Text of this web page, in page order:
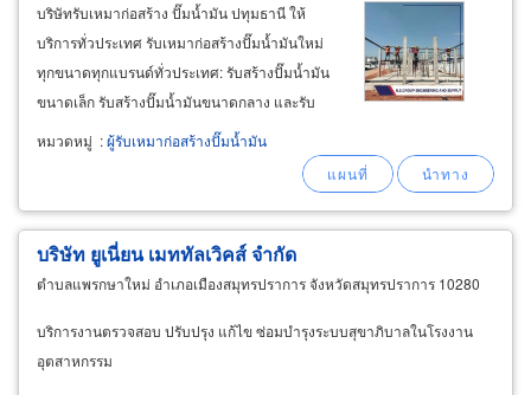
บริษัทรับเหมาก่อสร้าง ปั๊มน้ำมัน ปทุมธานี ให้
บริการทั่วประเทศ รับเหมาก่อสร้างปั๊มน้ำมันใหม่
ทุกขนาดทุกแบรนด์ทั่วประเทศ: รับสร้างปั๊มน้ำมัน
ขนาดเล็ก รับสร้างปั๊มน้ำมันขนาดกลาง และรับ
สร้างปั๊มน้ำมันขนาดใหญ่ที่มีสถานีชาร์จไฟรถ ev
หมวดหมู่ :ผู้รับเหมาก่อสร้างปั๊มน้ำมัน
บริษัท ยูเนี่ยน เมททัลเวิคส์ จำกัด
ตำบลแพรกษาใหม่ อำเภอเมืองสมุทรปราการ จังหวัดสมุทรปราการ 10280
บริการงานตรวจสอบ ปรับปรุง แก้ไข ซ่อมบำรุงระบบสุขาภิบาลในโรงงาน
อุตสาหกรรม